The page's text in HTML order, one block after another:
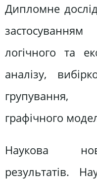
Дипломне
логічного та
аналізу,
групування,
графічного
Наукова
результатів.